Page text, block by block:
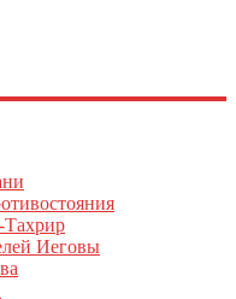
Тахрир
Иеговы